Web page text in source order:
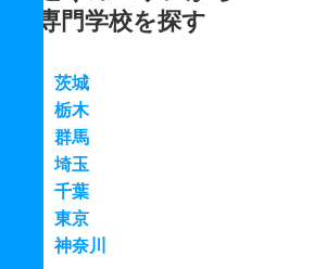
専門学校を探す
茨城
栃木
群馬
埼玉
千葉
東京
神奈川